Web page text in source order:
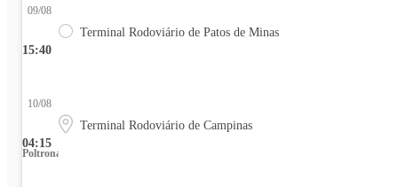
15:40
09/08
Terminal Rodoviário de Patos de Minas
04:15
10/08
Terminal Rodoviário de Campinas
Poltrona